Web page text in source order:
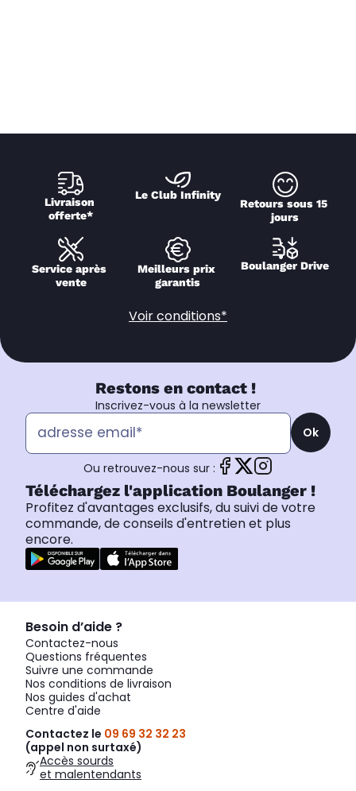
Livraison
offerte*
Le Club Infinity
Retours sous 15
jours
Service après
vente
Meilleurs prix
garantis
Boulanger Drive
Voir conditions*
Restons en contact !
Inscrivez-vous à la newsletter
Ok
Ou retrouvez-nous sur :
Téléchargez l'application Boulanger !
Profitez d'avantages exclusifs, du suivi de votre
commande, de conseils d'entretien et plus
encore.
Besoin d’aide ?
Contactez-nous
Questions fréquentes
Suivre une commande
Nos conditions de livraison
Nos guides d'achat
Centre d'aide
Contactez le 09 69 32 32 23
(appel non surtaxé)
Accès sourds
et malentendants